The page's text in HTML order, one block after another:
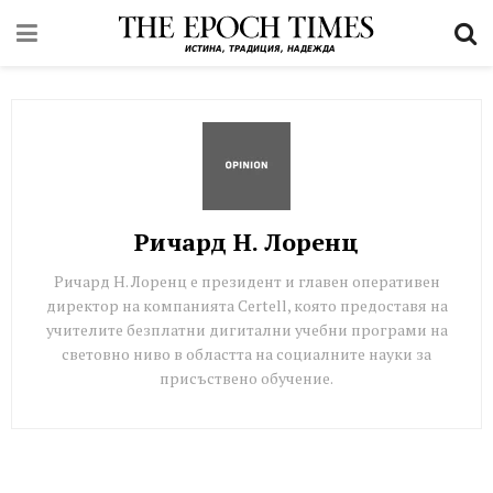
Ричард Н. Лоренц
Ричард Н. Лоренц е президент и главен оперативен
директор на компанията Certell, която предоставя на
учителите безплатни дигитални учебни програми на
световно ниво в областта на социалните науки за
присъствено обучение.